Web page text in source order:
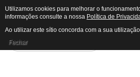
AUTARQUIA
Assembleia
Utilizamos cookies para melhorar o
informações consulte a nossa Política de
Ao utilizar este sítio concorda com a sua
Fechar